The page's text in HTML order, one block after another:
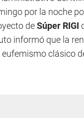
por la noche
deSúper RIGI
informó que la
eufemismo clásico